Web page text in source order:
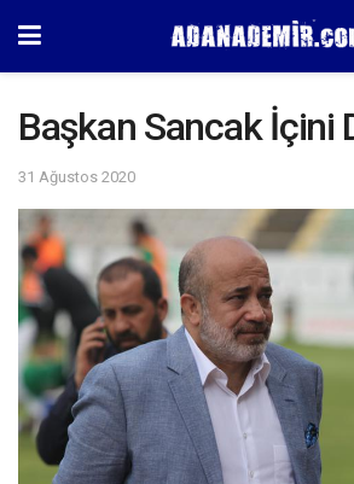
Başkan Sancak İçini
31 Ağustos 2020